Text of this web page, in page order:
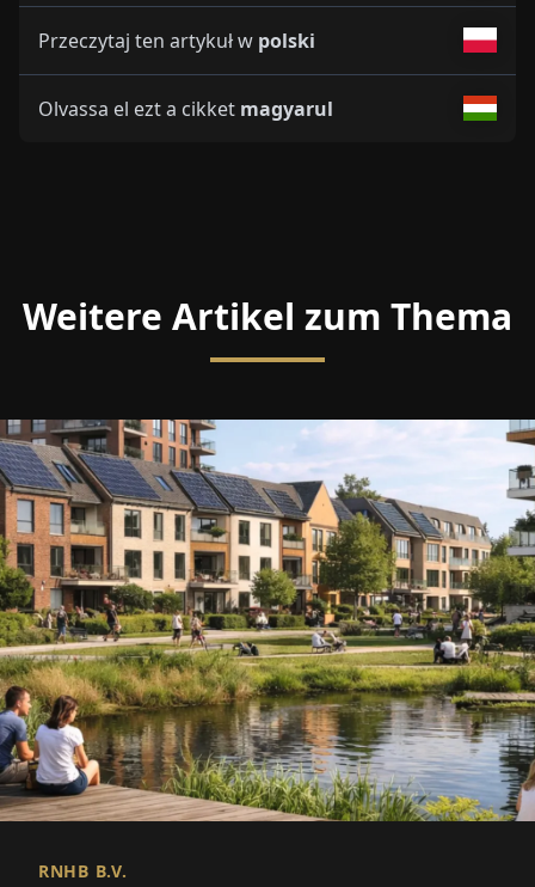
Przeczytaj ten artykuł w polski
Olvassa el ezt a cikket magyarul
Weitere Artikel zum Thema
RNHB B.V.